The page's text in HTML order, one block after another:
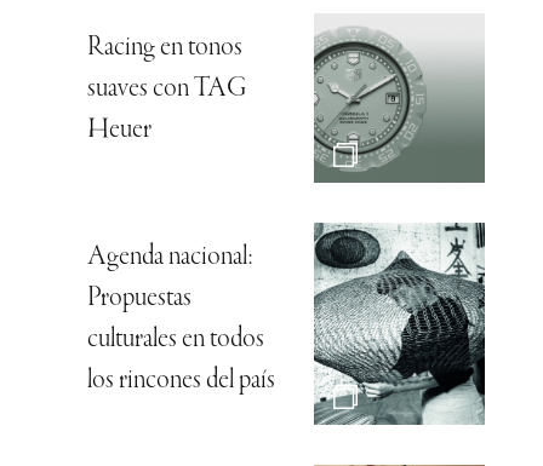
Racing en tonos
suaves con TAG
Heuer
Agenda nacional:
Propuestas
culturales en todos
los rincones del país